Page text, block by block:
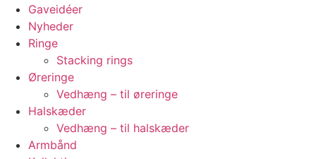
Gaveidéer
Nyheder
Ringe
Stacking rings
Øreringe
Vedhæng – til øreringe
Halskæder
Vedhæng – til halskæder
Armbånd